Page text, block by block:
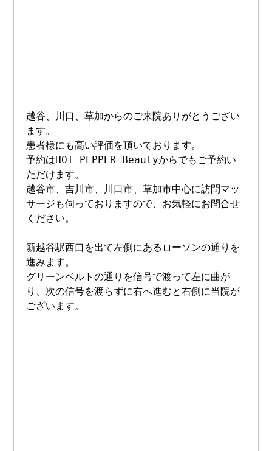
越谷、川口、草加からのご来院ありがとうござい
ます。
患者様にも高い評価を頂いております。
予約はHOT PEPPER Beautyからでもご予約い
ただけます。
越谷市、吉川市、川口市、草加市中心に訪問マッ
サージも伺っておりますので、お気軽にお問合せ
ください。
新越谷駅西口を出て左側にあるローソンの通りを
進みます。
グリーンベルトの通りを信号で渡って左に曲が
り、次の信号を渡らずに右へ進むと右側に当院が
ございます。